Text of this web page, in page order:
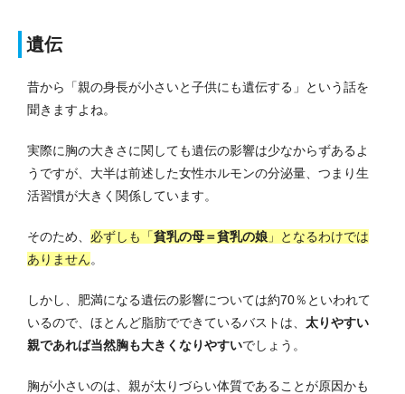
遺伝
昔から「親の身長が小さいと子供にも遺伝する」という話を
聞きますよね。
実際に胸の大きさに関しても遺伝の影響は少なからずあるよ
うですが、大半は前述した女性ホルモンの分泌量、つまり生
活習慣が大きく関係しています。
そのため、 必ずしも「貧乳の母＝貧乳の娘 」となるわけでは
ありません。
しかし、肥満になる遺伝の影響については約70％といわれて
いるので、ほとんど脂肪でできているバストは、 太りやすい
親であれば当然胸も大きくなりやすいでしょう。
胸が小さいのは、親が太りづらい体質であることが原因かも